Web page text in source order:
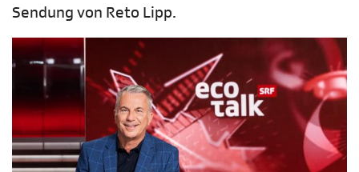
Sendung von Reto Lipp.